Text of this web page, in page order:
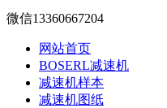
微信13360667204
网站首页
BOSERL减速机
减速机样本
减速机图纸